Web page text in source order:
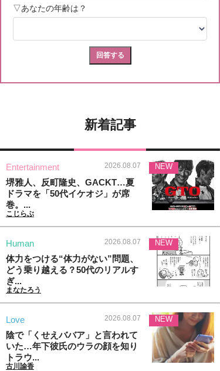
新着記事
Entertainment 2026.08.07
堺雅人、反町隆史、GACKT…夏
ドラマを「50代イケオジ」が席
巻。...
こじらぶ
NEW
Human 2026.08.07
体力をつける“体力がない”問題、
どう乗り越える？50代のリアルす
ぎ...
まなたろう
NEW
Love 2026.08.07
陰で「くせえババア」と言われて
いた…年下彼氏のウラの顔を知り
トラウ...
古川諭香
NEW